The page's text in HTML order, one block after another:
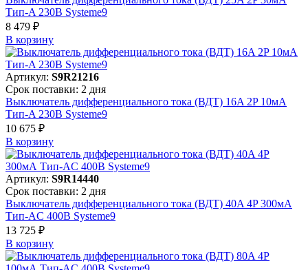
Тип-A 230В Systeme9
8 479 ₽
В корзинy
Артикул: S9R21216
Срок поставки: 2 дня
Выключатель дифференциального тока (ВДТ) 16A 2P 10мА
Тип-A 230В Systeme9
10 675 ₽
В корзинy
Артикул: S9R14440
Срок поставки: 2 дня
Выключатель дифференциального тока (ВДТ) 40A 4P 300мА
Тип-AC 400В Systeme9
13 725 ₽
В корзинy